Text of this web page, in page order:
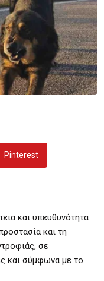
Pinterest
και υπευθυνότητα
και τη
σε
και σύμφωνα με το